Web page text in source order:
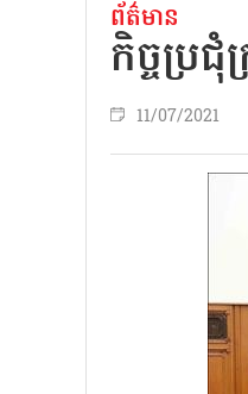
ព័ត៌មាន
កិច្ចប្រ
11/07/2021